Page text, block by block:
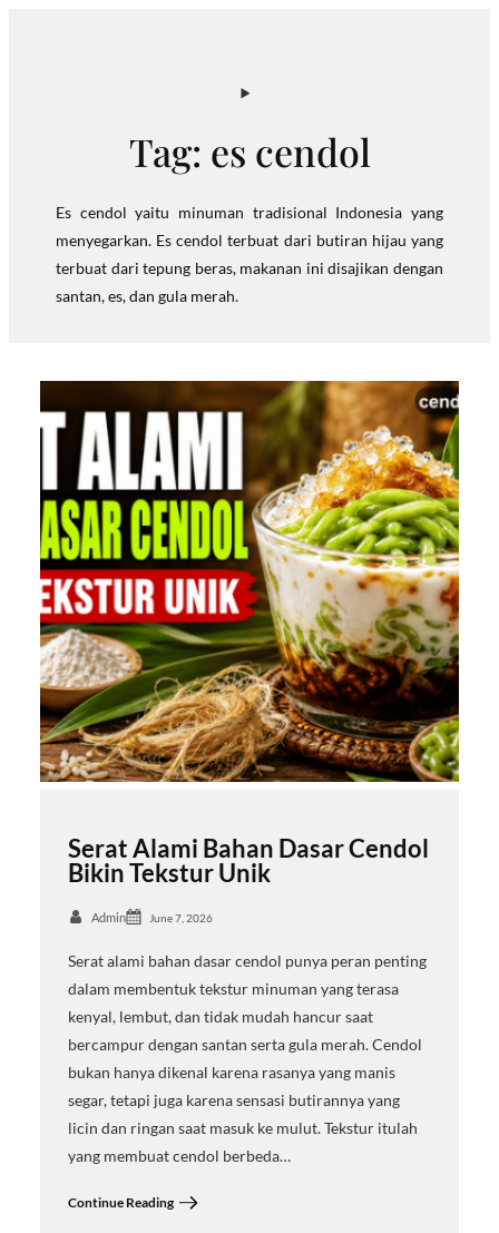
Tag: es cendol
Es cendol yaitu minuman tradisional Indonesia yang
menyegarkan. Es cendol terbuat dari butiran hijau yang
terbuat dari tepung beras, makanan ini disajikan dengan
santan, es, dan gula merah.
Serat Alami Bahan Dasar Cendol
Bikin Tekstur Unik
Admin June 7, 2026
Serat alami bahan dasar cendol punya peran penting
dalam membentuk tekstur minuman yang terasa
kenyal, lembut, dan tidak mudah hancur saat
bercampur dengan santan serta gula merah. Cendol
bukan hanya dikenal karena rasanya yang manis
segar, tetapi juga karena sensasi butirannya yang
licin dan ringan saat masuk ke mulut. Tekstur itulah
yang membuat cendol berbeda…
Continue Reading